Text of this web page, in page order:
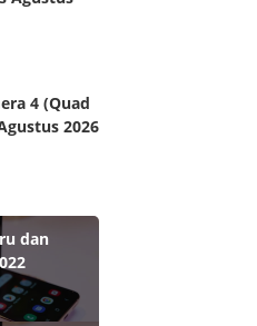
4 (Quad
2026
dan